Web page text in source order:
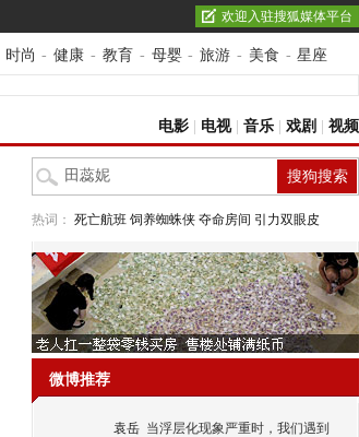
欢迎入驻搜狐媒体平台
时尚 - 健康 - 教育 - 母婴 - 旅游 - 美食 - 星座
电影 电视| 音乐 戏剧 视频
热词： 死亡航班 饲养蜘蛛侠 夺命房间 引力双眼皮
微博推荐
袁岳 当浮层化现象严重时，我们遇到